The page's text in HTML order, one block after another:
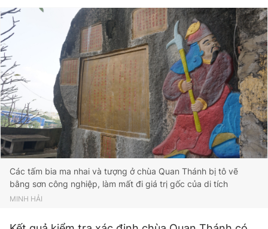
Theo dõi báo trên
Hotline
0906 645 777
Liên hệ quảng cáo
0908 780 404
Đặt báo Quảng cáo RSS Tòa soạn Chính sách bảo
Tổng biên tập: Nguyễn Ngọc Toàn
Phó tổng biên tập thường trực: Hải Thành
Phó tổng biên tập: Lâm Hiếu Dũng
Phó tổng biên tập: Trần Việt Hưng
Tổng thư ký tòa soạn: Đức Trung
Giấy phép xuất bản số 110/GP - BTTTT cấp ngày 24.3.2020
Các tấm bia ma nhai và tượng ở chùa Quan Thánh bị tô vẽ
bằng sơn công nghiệp, làm mất đi giá trị gốc của di tích
MINH HẢI